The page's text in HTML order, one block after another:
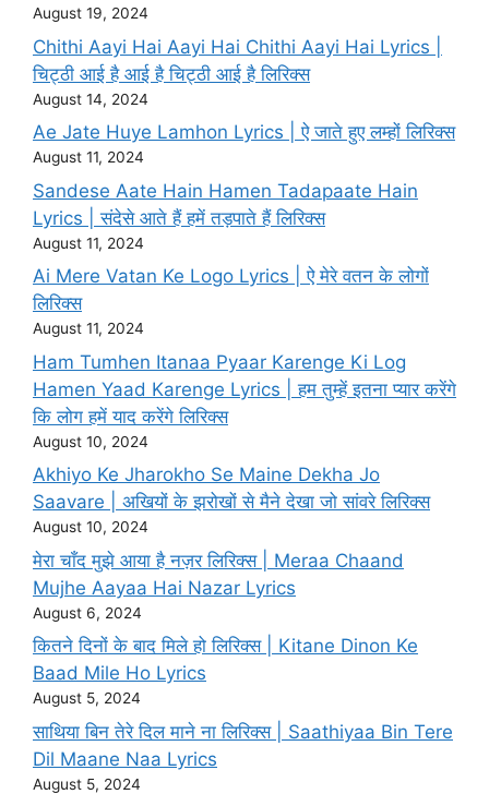
August 19, 2024
Chithi Aayi Hai Aayi Hai Chithi Aayi Hai Lyrics |
चिट्ठी आई है आई है चिट्ठी आई है लिरिक्स
August 14, 2024
Ae Jate Huye Lamhon Lyrics | ऐ जाते हुए लम्हों लिरिक्स
August 11, 2024
Sandese Aate Hain Hamen Tadapaate Hain
Lyrics | संदेसे आते हैं हमें तड़पाते हैं लिरिक्स
August 11, 2024
Ai Mere Vatan Ke Logo Lyrics | ऐ मेरे वतन के लोगों
लिरिक्स
August 11, 2024
Ham Tumhen Itanaa Pyaar Karenge Ki Log
Hamen Yaad Karenge Lyrics | हम तुम्हें इतना प्यार करेंगे
कि लोग हमें याद करेंगे लिरिक्स
August 10, 2024
Akhiyo Ke Jharokho Se Maine Dekha Jo
Saavare | अखियों के झरोखों से मैने देखा जो सांवरे लिरिक्स
August 10, 2024
मेरा चाँद मुझे आया है नज़र लिरिक्स | Meraa Chaand
Mujhe Aayaa Hai Nazar Lyrics
August 6, 2024
कितने दिनों के बाद मिले हो लिरिक्स | Kitane Dinon Ke
Baad Mile Ho Lyrics
August 5, 2024
साथिया बिन तेरे दिल माने ना लिरिक्स | Saathiyaa Bin Tere
Dil Maane Naa Lyrics
August 5, 2024